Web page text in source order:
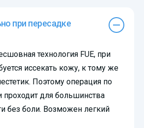
при пересадке
технология FUE, при
иссекать кожу, к тому же
Поэтому операция по
проходит для большинства
без боли. Возможен легкий